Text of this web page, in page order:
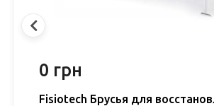
0 грн
Fisiotech Брусья для